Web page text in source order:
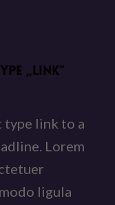
„LINK“
type link to a
Lorem
ligula